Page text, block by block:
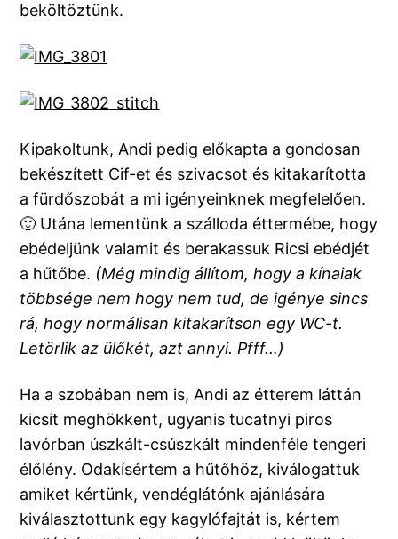
beköltöztünk.
Kipakoltunk, Andi pedig előkapta a gondosan
bekészített Cif-et és szivacsot és kitakarította
a fürdőszobát a mi igényeinknek megfelelően.
🙂 Utána lementünk a szálloda éttermébe, hogy
ebédeljünk valamit és berakassuk Ricsi ebédjét
a hűtőbe. (Még mindig állítom, hogy a kínaiak
többsége nem hogy nem tud, de igénye sincs
rá, hogy normálisan kitakarítson egy WC-t.
Letörlik az ülőkét, azt annyi. Pfff…)
Ha a szobában nem is, Andi az étterem láttán
kicsit meghökkent, ugyanis tucatnyi piros
lavórban úszkált-csúszkált mindenféle tengeri
élőlény. Odakísértem a hűtőhöz, kiválogattuk
amiket kértünk, vendéglátónk ajánlására
kiválasztottunk egy kagylófajtát is, kértem